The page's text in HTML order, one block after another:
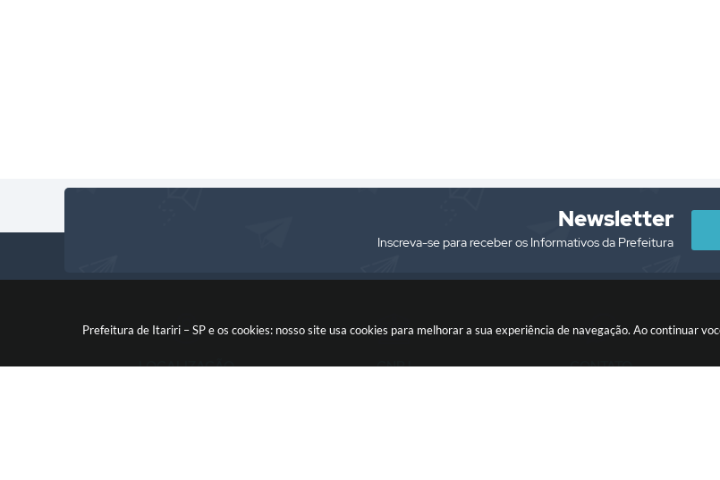
Prefeitura de Itariri – SP e os cookies: nosso site usa cookies para melhorar a sua experiência de navegação. Ao continuar
Newsletter
Inscreva-se para receber os Informativos da Prefeitura
LOCALIZAÇÃO CNPJ CONTATO